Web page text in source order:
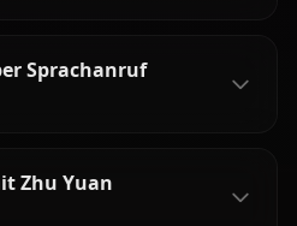
Sprachanruf
Zhu Yuan